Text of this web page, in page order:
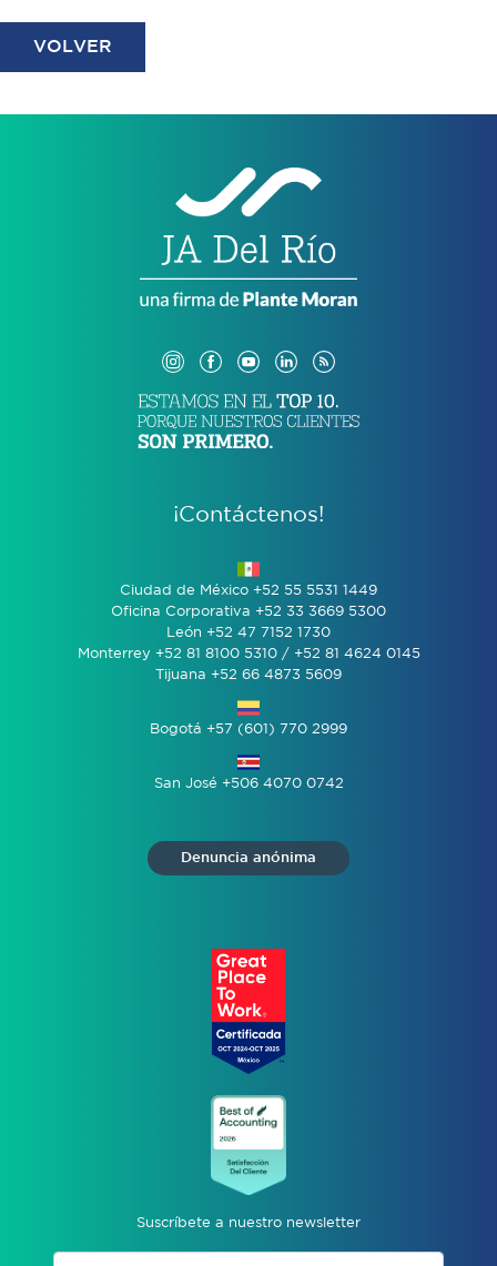
VOLVER
¡Contáctenos!
Ciudad de México +52 55 5531 1449
Oficina Corporativa +52 33 3669 5300
León +52 47 7152 1730
Monterrey +52 81 8100 5310 / +52 81 4624 0145
Tijuana +52 66 4873 5609
Bogotá +57 (601) 770 2999
San José +506 4070 0742
Denuncia anónima
Suscríbete a nuestro newsletter